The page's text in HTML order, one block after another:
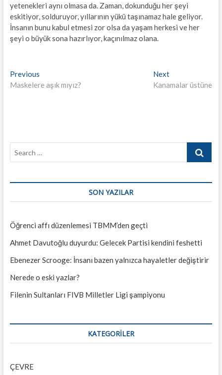
yetenekleri aynı olmasa da. Zaman, dokunduğu her şeyi
eskitiyor, solduruyor, yıllarının yükü taşınamaz hale geliyor.
İnsanın bunu kabul etmesi zor olsa da yaşam herkesi ve her
şeyi o büyük sona hazırlıyor, kaçınılmaz olana.
Yazı
gezinmesi
PreviousPrevious
post:
Maskelere aşık mıyız?
NextNext
post:
Kanamalar üstüne
Search
SON YAZILAR
Öğrenci affı düzenlemesi TBMM’den geçti
Ahmet Davutoğlu duyurdu: Gelecek Partisi kendini feshetti
Ebenezer Scrooge: İnsanı bazen yalnızca hayaletler değiştirir
Nerede o eski yazlar?
Filenin Sultanları FIVB Milletler Ligi şampiyonu
KATEGORILER
ÇEVRE